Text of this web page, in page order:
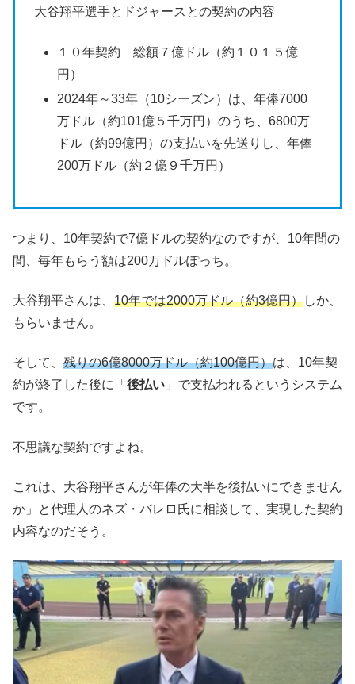
大谷翔平選手とドジャースとの契約の内容
１０年契約 総額７億ドル（約１０１５億
円）
2024年～33年（10シーズン）は、年俸7000
万ドル（約101億５千万円）のうち、6800万
ドル（約99億円）の支払いを先送りし、年俸
200万ドル（約２億９千万円）
つまり、10年契約で7億ドルの契約なのですが、10年間の
間、毎年もらう額は200万ドルぽっち。
大谷翔平さんは、 10年では2000万ドル（約3億円）しか、
もらいません。
そして、 残りの6億8000万ドル（約100億円）は、10年契
約が終了した後に「 後払い 」で支払われるというシステム
です。
不思議な契約ですよね。
これは、大谷翔平さんが年俸の大半を後払いにできません
か」と代理人のネズ・バレロ氏に相談して、実現した契約
内容なのだそう。